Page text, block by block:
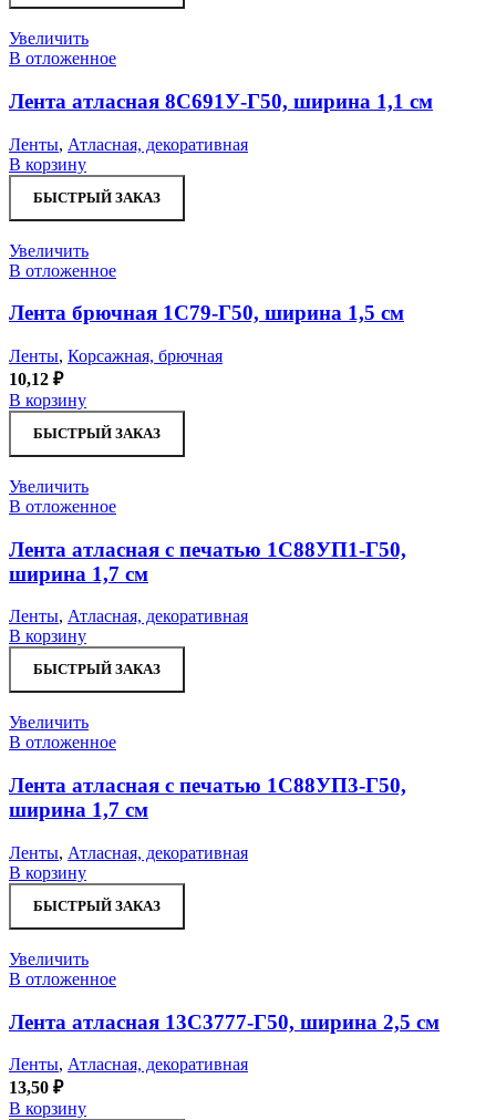
Увеличить
В отложенное
Лента атласная 8С691У-Г50, ширина 1,1 см
Ленты, Атласная, декоративная
В корзину
БЫСТРЫЙ ЗАКАЗ
Увеличить
В отложенное
Лента брючная 1С79-Г50, ширина 1,5 см
Ленты, Корсажная, брючная
10,12 ₽
В корзину
БЫСТРЫЙ ЗАКАЗ
Увеличить
В отложенное
Лента атласная с печатью 1С88УП1-Г50,
ширина 1,7 см
Ленты, Атласная, декоративная
В корзину
БЫСТРЫЙ ЗАКАЗ
Увеличить
В отложенное
Лента атласная с печатью 1С88УП3-Г50,
ширина 1,7 см
Ленты, Атласная, декоративная
В корзину
БЫСТРЫЙ ЗАКАЗ
Увеличить
В отложенное
Лента атласная 13С3777-Г50, ширина 2,5 см
Ленты, Атласная, декоративная
13,50 ₽
В корзину